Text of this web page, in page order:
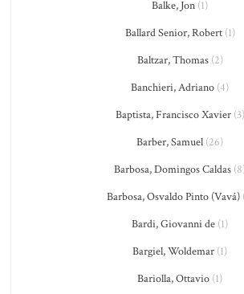
Balke, Jon (1)
Ballard Senior, Robert(1)
Baltzar, Thomas(2)
Banchieri, Adriano (4)
Baptista, Francisco Xavier(3)
Barber, Samuel (26)
Barbosa, Domingos Caldas
Barbosa, Osvaldo Pinto (Vavá)
Bardi, Giovanni de (1)
Bargiel, Woldemar (1)
Bariolla, Ottavio (1)